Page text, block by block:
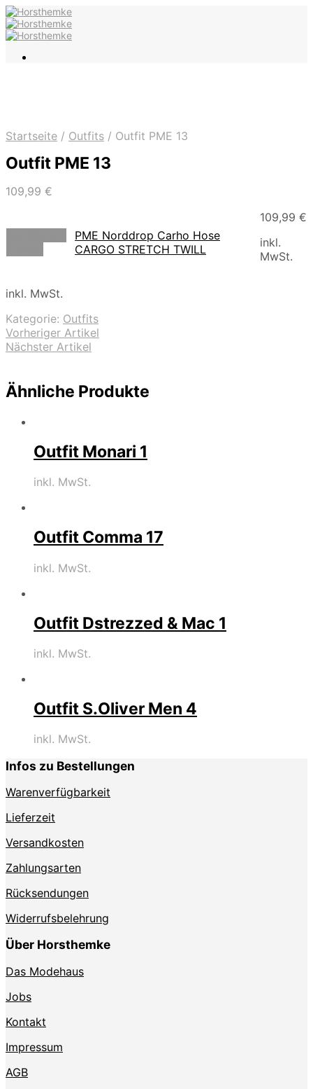
Startseite / Outfits / Outfit PME 13
Outfit PME 13
109,99 €
PME Norddrop Carho Hose
CARGO STRETCH TWILL
109,99 €
inkl.
MwSt.
inkl. MwSt.
Kategorie: Outfits
Vorheriger Artikel
Nächster Artikel
Ähnliche Produkte
Outfit Monari 1
inkl. MwSt.
Outfit Comma 17
inkl. MwSt.
Outfit Dstrezzed & Mac 1
inkl. MwSt.
Outfit S.Oliver Men 4
inkl. MwSt.
Infos zu Bestellungen
Warenverfügbarkeit
Lieferzeit
Versandkosten
Zahlungsarten
Rücksendungen
Widerrufsbelehrung
Über Horsthemke
Das Modehaus
Jobs
Kontakt
Impressum
AGB